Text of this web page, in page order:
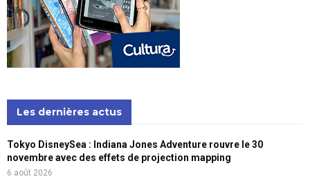
Les dernières actus
Tokyo DisneySea : Indiana Jones Adventure rouvre le 30
novembre avec des effets de projection mapping
6 août 2026